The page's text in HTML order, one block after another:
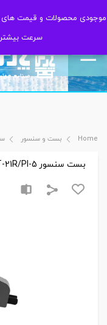
موجودی محصولات و قیمت های
سرعت
موجودی محصولات و قیمت های
سرعت
Home بست و سنسور
بست سنسور KT-21R/PI-5 (برای سیلندر با قطر 125)